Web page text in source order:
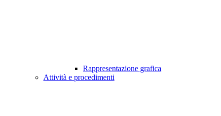
Rappresentazione grafica
Attività e procedimenti